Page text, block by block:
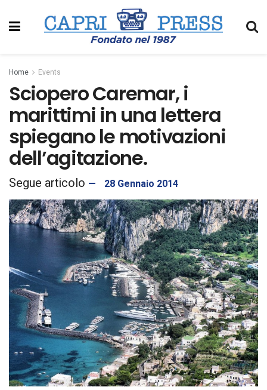
Home Events
Sciopero Caremar, i
marittimi in una lettera
spiegano le motivazioni
dell’agitazione.
28 Gennaio 2014